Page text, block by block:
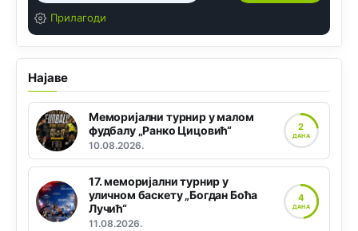
Прилагоди
Најаве
Меморијални турнир у малом
фудбалу „Ранко Цицовић“
10.08.2026.
2
ДАНА
17. меморијални турнир у
уличном баскету „Богдан Боћа
Лучић“
11.08.2026.
4
ДАНА